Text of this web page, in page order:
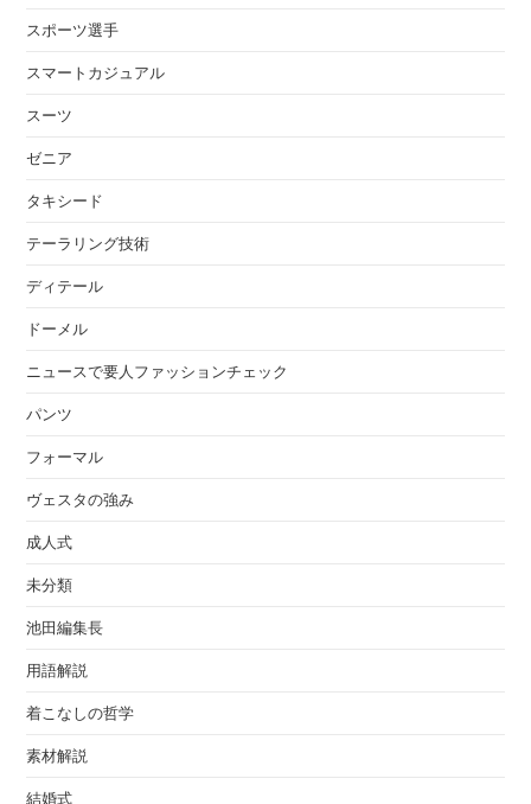
スポーツ選手
スマートカジュアル
スーツ
ゼニア
タキシード
テーラリング技術
ディテール
ドーメル
ニュースで要人ファッションチェック
パンツ
フォーマル
ヴェスタの強み
成人式
未分類
池田編集長
用語解説
着こなしの哲学
素材解説
結婚式